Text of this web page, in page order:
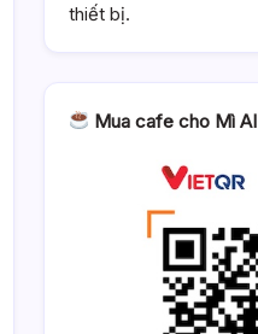
thiết bị.
Mua cafe cho Mì AI